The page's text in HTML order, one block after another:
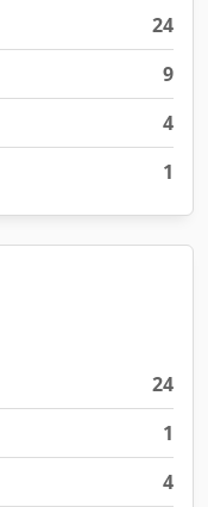
24
9
4
1
24
1
4